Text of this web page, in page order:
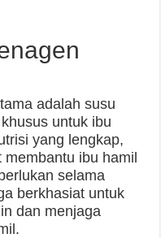
adalah susu
untuk ibu
yang lengkap,
ibu hamil
selama
berkhasiat untuk
dan menjaga